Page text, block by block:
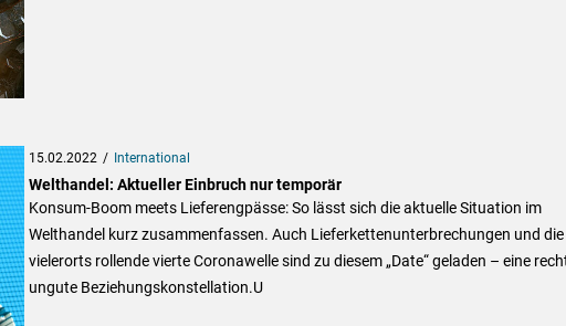
15.02.2022 International
Welthandel: Aktueller Einbruch nur temporär
Konsum-Boom meets Lieferengpässe: So lässt sich die aktuelle Situation im
Welthandel kurz zusammenfassen. Auch Lieferkettenunterbrechungen und die
vielerorts rollende vierte Coronawelle sind zu diesem „Date“ geladen – eine
ungute Beziehungskonstellation.U